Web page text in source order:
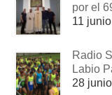
por el
11
Radio
Labio
28